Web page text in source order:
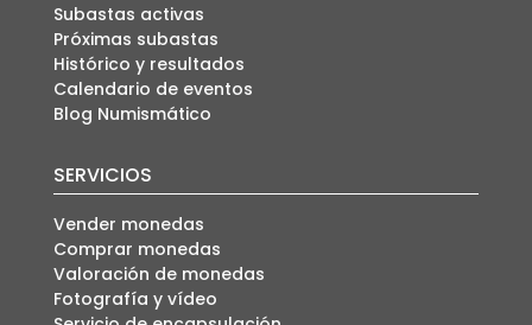
Subastas activas
Próximas subastas
Histórico y resultados
Calendario de eventos
Blog Numismático
SERVICIOS
Vender monedas
Comprar monedas
Valoración de monedas
Fotografía y vídeo